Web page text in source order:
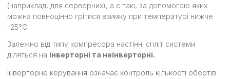
(наприклад, для серверних), а є такі, за допомогою яких
можна повноцінно грітися взимку при температурі нижче
-25°С.
Залежно від типу компресора настінні спліт системи
діляться на інверторні та неінверторні.
Інверторне керування означає контроль кількості обертів